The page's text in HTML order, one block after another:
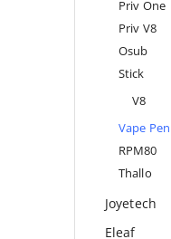
Priv One
Priv V8
Osub
Stick
V8
Vape Pen
RPM80
Thallo
Joyetech
Eleaf